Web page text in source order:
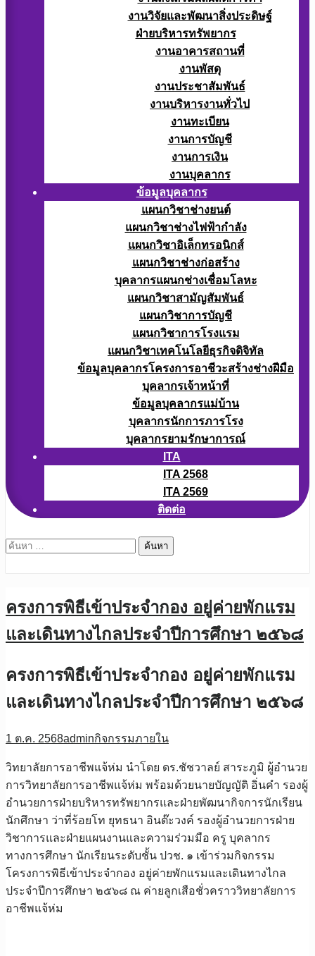
งานวิจัยและพัฒนาสิ่งประดิษฐ์
ฝ่ายบริหารทรัพยากร
งานอาคารสถานที่
งานพัสดุ
งานประชาสัมพันธ์
งานบริหารงานทั่วไป
งานทะเบียน
งานการบัญชี
งานการเงิน
งานบุคลากร
ข้อมูลบุคลากร
แผนกวิชาช่างยนต์
แผนกวิชาช่างไฟฟ้ากำลัง
แผนกวิชาอิเล็กทรอนิกส์
แผนกวิชาช่างก่อสร้าง
บุคลากรแผนกช่างเชื่อมโลหะ
แผนกวิชาสามัญสัมพันธ์
แผนกวิชาการบัญชี
แผนกวิชาการโรงแรม
แผนกวิชาเทคโนโลยีธุรกิจดิจิทัล
ข้อมูลบุคลากรโครงการอาชีวะสร้างช่างฝีมือ
บุคลากรเจ้าหน้าที่
ข้อมูลบุคลากรแม่บ้าน
บุคลากรนักการภารโรง
บุคลากรยามรักษาการณ์
ITA
ITA 2568
ITA 2569
ติดต่อ
ค้นหา
ครงการพิธีเข้าประจำกอง อยู่ค่ายพักแรม
และเดินทางไกลประจำปีการศึกษา ๒๕๖๘
ครงการพิธีเข้าประจำกอง อยู่ค่ายพักแรม
และเดินทางไกลประจำปีการศึกษา ๒๕๖๘
1 ต.ค. 2568adminกิจกรรมภายใน
วิทยาลัยการอาชีพแจ้ห่ม นำโดย ดร.ชัชวาลย์ สาระภูมิ ผู้อำนวย
การวิทยาลัยการอาชีพแจ้ห่ม พร้อมด้วยนายบัญญัติ อิ่นคำ รองผู้
อำนวยการฝ่ายบริหารทรัพยากรและฝ่ายพัฒนากิจการนักเรียน
นักศึกษา ว่าที่ร้อยโท ยุทธนา อินต๊ะวงค์ รองผู้อำนวยการฝ่าย
วิชาการและฝ่ายแผนงานและความร่วมมือ ครู บุคลากร
ทางการศึกษา นักเรียนระดับชั้น ปวช. ๑ เข้าร่วมกิจกรรม
โครงการพิธีเข้าประจำกอง อยู่ค่ายพักแรมและเดินทางไกล
ประจำปีการศึกษา ๒๕๖๘ ณ ค่ายลูกเสือชั่วคราววิทยาลัยการ
อาชีพแจ้ห่ม